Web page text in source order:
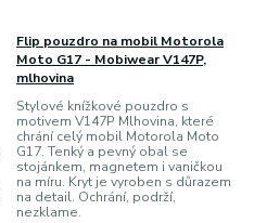
Flip pouzdro na mobil Motorola
Moto G17 - Mobiwear V147P,
mlhovina
Stylové knížkové pouzdro s
motivem V147P Mlhovina, které
chrání celý mobil Motorola Moto
G17. Tenký a pevný obal se
stojánkem, magnetem i vaničkou
na míru. Kryt je vyroben s důrazem
na detail. Ochrání, podrží,
nezklame.